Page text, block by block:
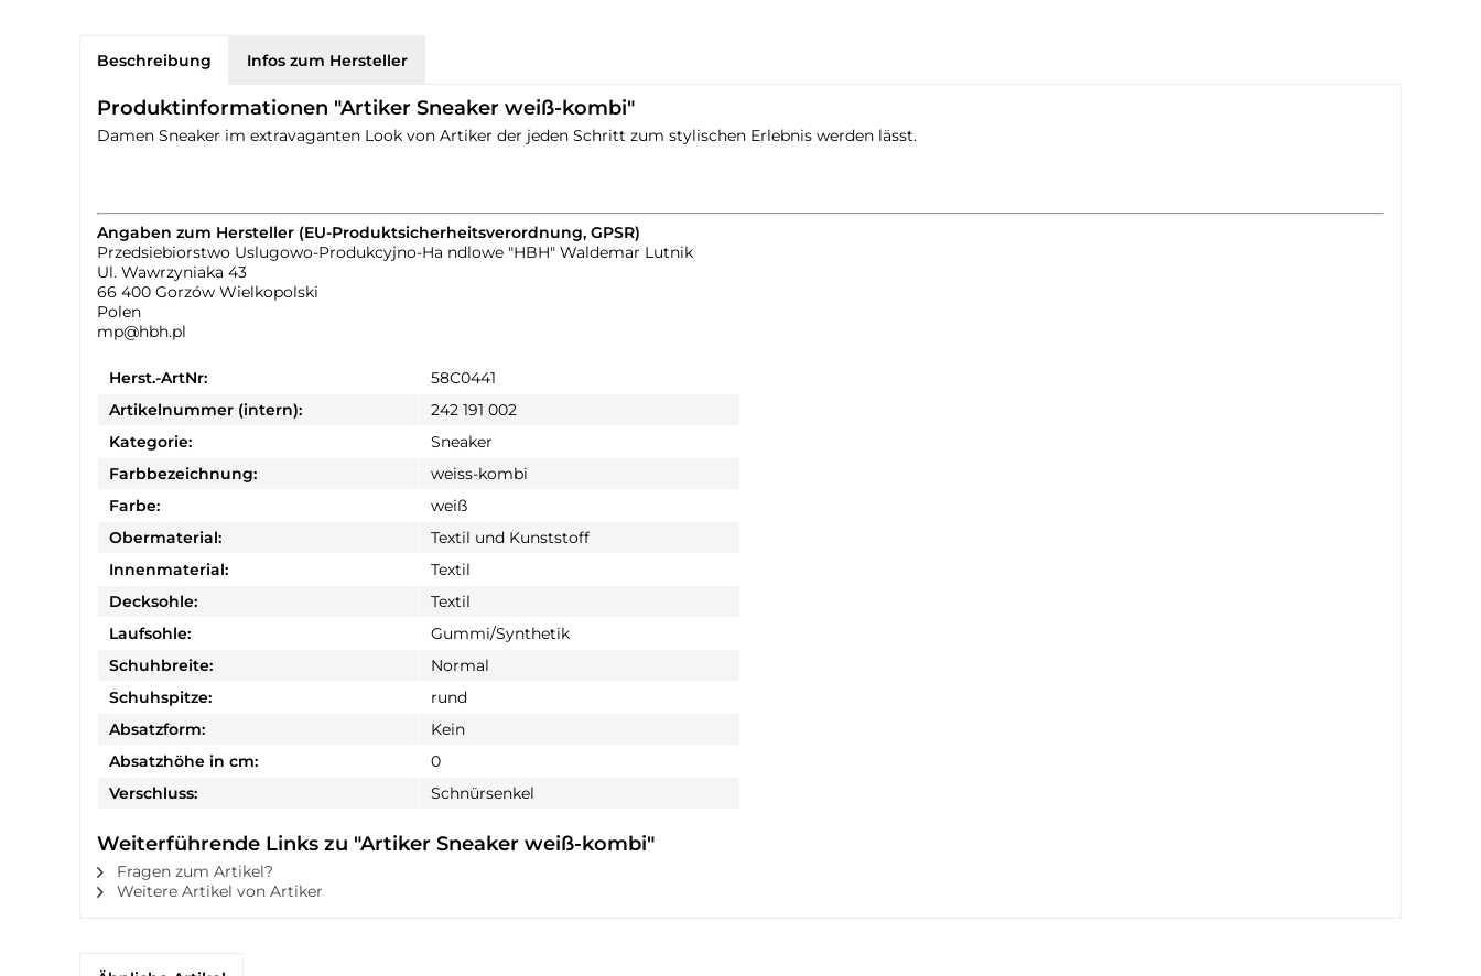
Beschreibung Infos zum Hersteller
Produktinformationen "Artiker Sneaker weiß-kombi"
Damen Sneaker im extravaganten Look von Artiker der jeden Schritt zum stylischen Erlebnis werden lässt.
Angaben zum Hersteller (EU-Produktsicherheitsverordnung, GPSR)
Przedsiebiorstwo Uslugowo-Produkcyjno-Ha ndlowe "HBH" Waldemar Lutnik
Ul. Wawrzyniaka 43
66 400 Gorzów Wielkopolski
Polen
mp@hbh.pl
Herst.-ArtNr:
58C0441
Artikelnummer (intern):
242 191 002
Kategorie:
Sneaker
Farbbezeichnung:
weiss-kombi
Farbe:
weiß
Obermaterial:
Textil und Kunststoff
Innenmaterial:
Textil
Decksohle:
Textil
Laufsohle:
Gummi/Synthetik
Schuhbreite:
Normal
Schuhspitze:
rund
Absatzform:
Kein
Absatzhöhe in cm:
0
Verschluss:
Schnürsenkel
Weiterführende Links zu "Artiker Sneaker weiß-kombi"
Fragen zum Artikel?
Weitere Artikel von Artiker